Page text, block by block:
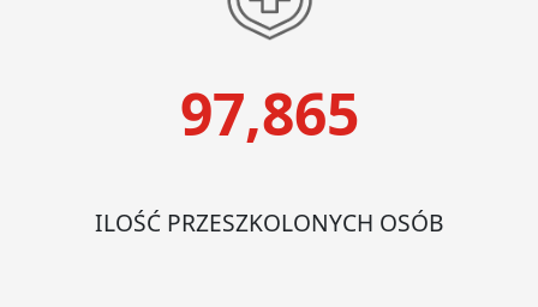
97,865
ILOŚĆ PRZESZKOLONYCH OSÓB